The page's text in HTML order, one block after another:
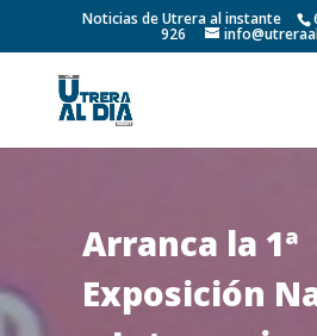
Noticias de Utrera al instante
926
Arranca la 1ª
Exposición